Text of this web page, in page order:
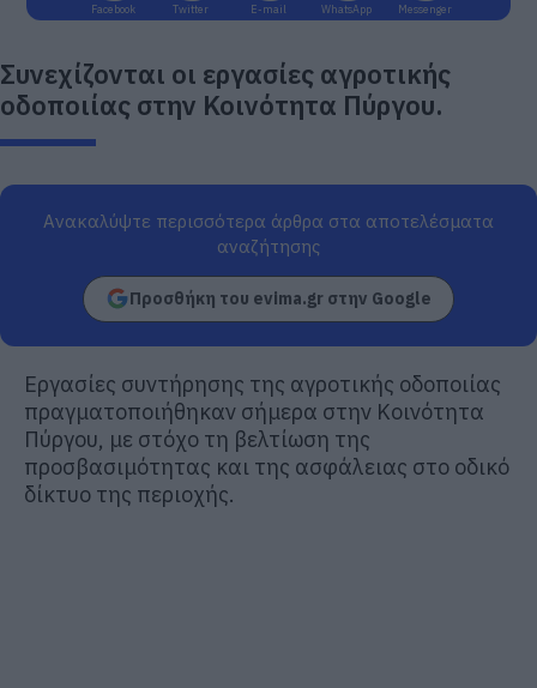
Facebook Twitter E-mail WhatsApp Messenger
Συνεχίζονται οι εργασίες αγροτικής
οδοποιίας στην Κοινότητα Πύργου.
Ανακαλύψτε περισσότερα άρθρα στα αποτελέσματα
αναζήτησης
Προσθήκη του evima.gr στην Google
Εργασίες συντήρησης της αγροτικής οδοποιίας
πραγματοποιήθηκαν σήμερα στην Κοινότητα
Πύργου, με στόχο τη βελτίωση της
προσβασιμότητας και της ασφάλειας στο οδικό
δίκτυο της περιοχής.